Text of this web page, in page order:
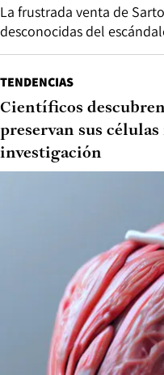
La frustrada venta de
desconocidas del
TENDENCIAS
Científicos
preservan sus
investigación